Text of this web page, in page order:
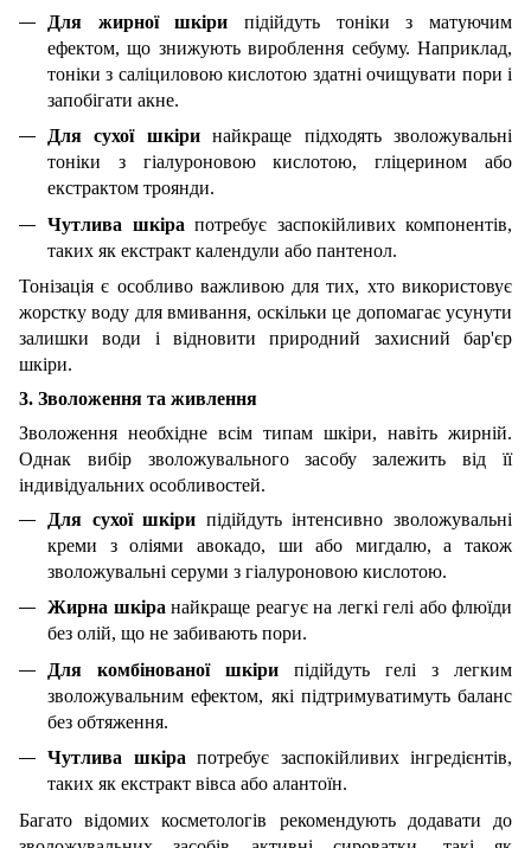
Для жирної шкіри підійдуть тоніки з матуючим
ефектом, що знижують вироблення себуму. Наприклад,
тоніки з саліциловою кислотою здатні очищувати пори і
запобігати акне.
Для сухої шкіринайкраще підходять зволожувальні
тоніки з гіалуроновою кислотою, гліцерином або
екстрактом троянди.
Чутлива шкіра потребує заспокійливих компонентів,
таких як екстракт календули або пантенол.
Тонізація є особливо важливою для тих, хто використовує
жорстку воду для вмивання, оскільки це допомагає усунути
залишки води і відновити природний захисний бар'єр
шкіри.
3. Зволоження та живлення
Зволоження необхідне всім типам шкіри, навіть жирній.
Однак вибір зволожувального засобу залежить від її
індивідуальних особливостей.
Для сухої шкіри підійдуть інтенсивно зволожувальні
креми з оліями авокадо, ши або мигдалю, а також
зволожувальні серуми з гіалуроновою кислотою.
Жирна шкіранайкраще реагує на легкі гелі або флюїди
без олій, що не забивають пори.
Для комбінованої шкіри підійдуть гелі з легким
зволожувальним ефектом, які підтримуватимуть баланс
без обтяження.
Чутлива шкіра потребує заспокійливих інгредієнтів,
таких як екстракт вівса або алантоїн.
Багато відомих косметологів рекомендують додавати до